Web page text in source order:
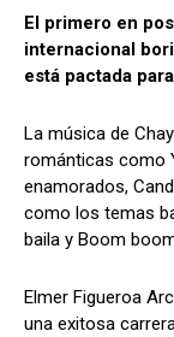
El primero en
internacional
está pactada
La música de
románticas como
enamorados,
como los temas
baila y Boom
Elmer Figueroa
una exitosa